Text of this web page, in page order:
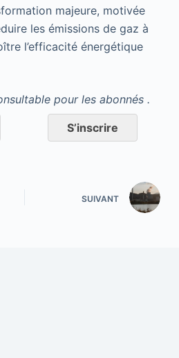
majeure, motivée
les émissions de gaz à
l’efficacité énergétique
pour les abonnés .
S’inscrire
SUIVANT